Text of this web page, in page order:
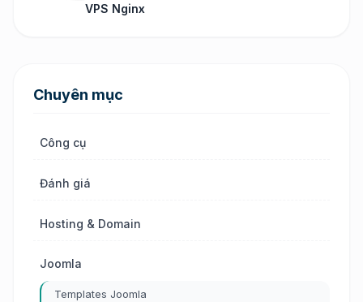
VPS Nginx
Chuyên mục
Công cụ
Đánh giá
Hosting & Domain
Joomla
Templates Joomla